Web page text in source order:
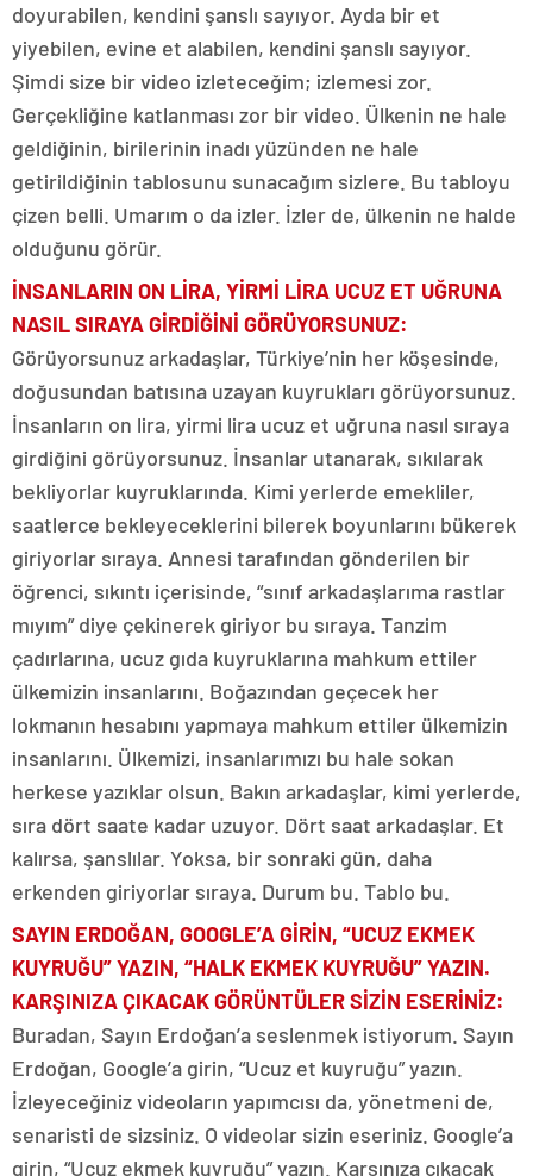
doyurabilen, kendini şanslı sayıyor. Ayda bir et
yiyebilen, evine et alabilen, kendini şanslı sayıyor.
Şimdi size bir video izleteceğim; izlemesi zor.
Gerçekliğine katlanması zor bir video. Ülkenin ne hale
geldiğinin, birilerinin inadı yüzünden ne hale
getirildiğinin tablosunu sunacağım sizlere. Bu tabloyu
çizen belli. Umarım o da izler. İzler de, ülkenin ne halde
olduğunu görür.
İNSANLARIN ON LİRA, YİRMİ LİRA UCUZ ET UĞRUNA
NASIL SIRAYA GİRDİĞİNİ GÖRÜYORSUNUZ:
Görüyorsunuz arkadaşlar, Türkiye’nin her köşesinde,
doğusundan batısına uzayan kuyrukları görüyorsunuz.
İnsanların on lira, yirmi lira ucuz et uğruna nasıl sıraya
girdiğini görüyorsunuz. İnsanlar utanarak, sıkılarak
bekliyorlar kuyruklarında. Kimi yerlerde emekliler,
saatlerce bekleyeceklerini bilerek boyunlarını bükerek
giriyorlar sıraya. Annesi tarafından gönderilen bir
öğrenci, sıkıntı içerisinde, “sınıf arkadaşlarıma rastlar
mıyım” diye çekinerek giriyor bu sıraya. Tanzim
çadırlarına, ucuz gıda kuyruklarına mahkum ettiler
ülkemizin insanlarını. Boğazından geçecek her
lokmanın hesabını yapmaya mahkum ettiler ülkemizin
insanlarını. Ülkemizi, insanlarımızı bu hale sokan
herkese yazıklar olsun. Bakın arkadaşlar, kimi yerlerde,
sıra dört saate kadar uzuyor. Dört saat arkadaşlar. Et
kalırsa, şanslılar. Yoksa, bir sonraki gün, daha
erkenden giriyorlar sıraya. Durum bu. Tablo bu.
SAYIN ERDOĞAN, GOOGLE’A GİRİN, “UCUZ EKMEK
KUYRUĞU” YAZIN, “HALK EKMEK KUYRUĞU” YAZIN.
KARŞINIZA ÇIKACAK GÖRÜNTÜLER SİZİN ESERİNİZ:
Buradan, Sayın Erdoğan’a seslenmek istiyorum. Sayın
Erdoğan, Google’a girin, “Ucuz et kuyruğu” yazın.
İzleyeceğiniz videoların yapımcısı da, yönetmeni de,
senaristi de sizsiniz. O videolar sizin eseriniz. Google’a
girin, “Ucuz ekmek kuyruğu” yazın. Karşınıza çıkacak